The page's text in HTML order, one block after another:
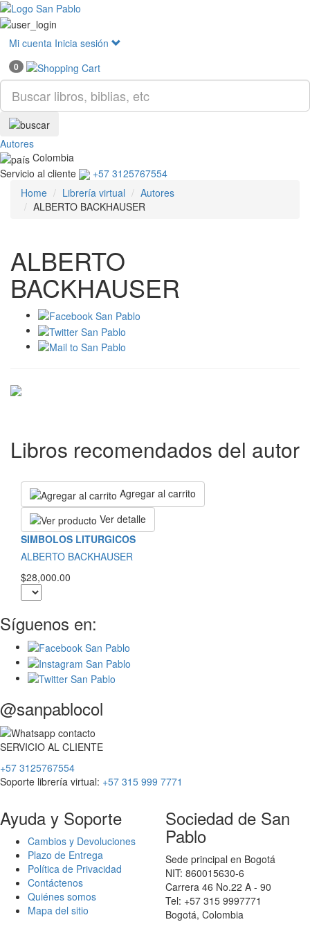
Mi cuenta Inicia sesión
0
Autores
Colombia
Servicio al cliente
+57 3125767554
Home
Librería virtual
Autores
ALBERTO BACKHAUSER
ALBERTO
BACKHAUSER
Libros recomendados del autor
Agregar al carrito
Ver detalle
SIMBOLOS LITURGICOS
ALBERTO BACKHAUSER
$28,000.00
Síguenos en:
@sanpablocol
SERVICIO AL CLIENTE
+57 3125767554
Soporte librería virtual: +57 315 999 7771
Ayuda y Soporte
Cambios y Devoluciones
Plazo de Entrega
Política de Privacidad
Contáctenos
Quiénes somos
Mapa del sitio
Sociedad de San
Pablo
Sede principal en Bogotá
NIT: 860015630-6
Carrera 46 No.22 A - 90
Tel: +57 315 9997771
Bogotá, Colombia